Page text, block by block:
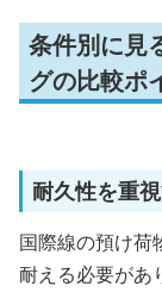
条件別に見
グの比較ポ
耐久性を重
国際線の預け荷
耐える必要があ